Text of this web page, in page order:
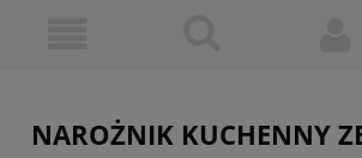
NAROŻNIK KUCHENNY